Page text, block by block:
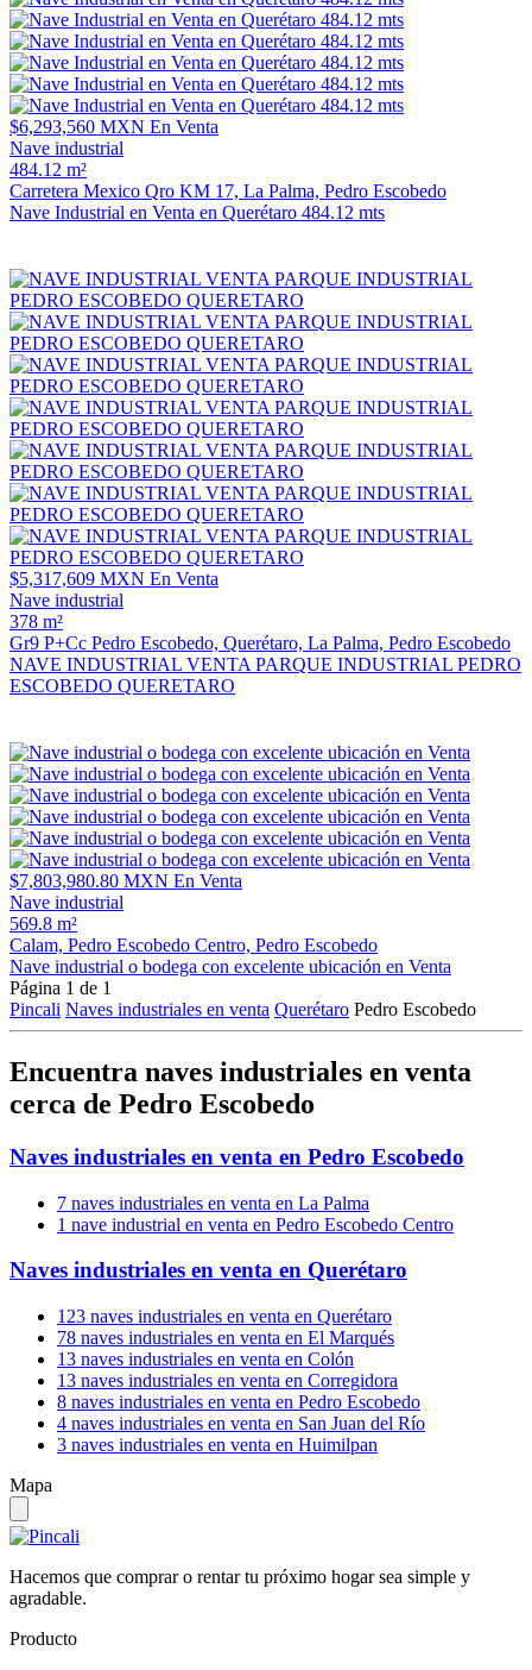
$6,293,560 MXN En Venta
Nave industrial
484.12 m²
Carretera Mexico Qro KM 17, La Palma, Pedro Escobedo
Nave Industrial en Venta en Querétaro 484.12 mts
$5,317,609 MXN En Venta
Nave industrial
378 m²
Gr9 P+Cc Pedro Escobedo, Querétaro, La Palma, Pedro Escobedo
NAVE INDUSTRIAL VENTA PARQUE INDUSTRIAL PEDRO
ESCOBEDO QUERETARO
$7,803,980.80 MXN En Venta
Nave industrial
569.8 m²
Calam, Pedro Escobedo Centro, Pedro Escobedo
Nave industrial o bodega con excelente ubicación en Venta
Página 1 de 1
Pincali Naves industriales en venta Querétaro Pedro Escobedo
Encuentra naves industriales en venta
cerca de Pedro Escobedo
Naves industriales en venta en Pedro Escobedo
7 naves industriales en venta en La Palma
1 nave industrial en venta en Pedro Escobedo Centro
Naves industriales en venta en Querétaro
123 naves industriales en venta en Querétaro
78 naves industriales en venta en El Marqués
13 naves industriales en venta en Colón
13 naves industriales en venta en Corregidora
8 naves industriales en venta en Pedro Escobedo
4 naves industriales en venta en San Juan del Río
3 naves industriales en venta en Huimilpan
Mapa
Hacemos que comprar o rentar tu próximo hogar sea simple y
agradable.
Producto